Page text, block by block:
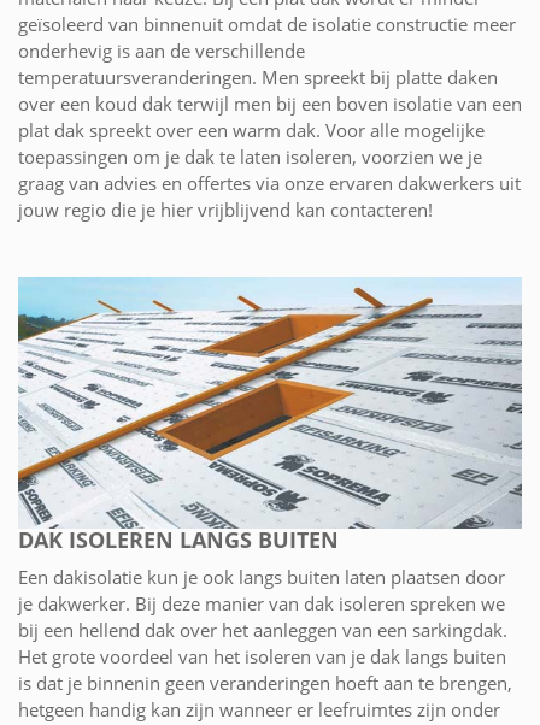
geïsoleerd van binnenuit omdat de isolatie constructie meer
onderhevig is aan de verschillende
temperatuursveranderingen. Men spreekt bij platte daken
over een koud dak terwijl men bij een boven isolatie van een
plat dak spreekt over een warm dak. Voor alle mogelijke
toepassingen om je dak te laten isoleren, voorzien we je
graag van advies en offertes via onze ervaren dakwerkers uit
jouw regio die je hier vrijblijvend kan contacteren!
DAK ISOLEREN LANGS BUITEN
Een dakisolatie kun je ook langs buiten laten plaatsen door
je dakwerker. Bij deze manier van dak isoleren spreken we
bij een hellend dak over het aanleggen van een sarkingdak.
Het grote voordeel van het isoleren van je dak langs buiten
is dat je binnenin geen veranderingen hoeft aan te brengen,
hetgeen handig kan zijn wanneer er leefruimtes zijn onder